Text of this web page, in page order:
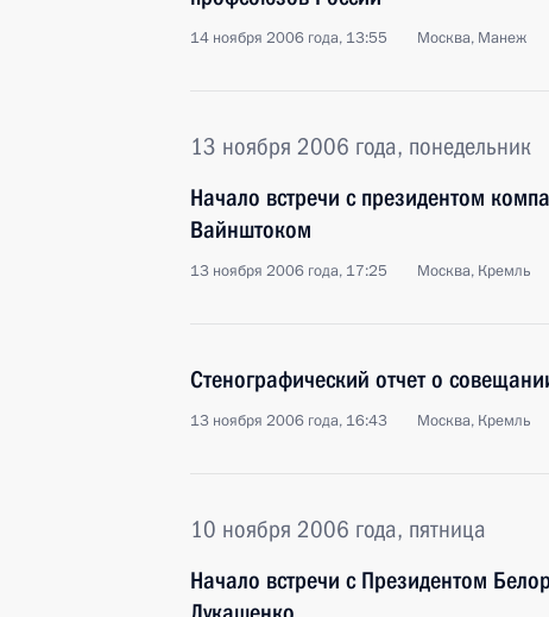
14 ноября 2006 года, 13:55 Москва, Манеж
13 ноября 2006 года, понедельник
Начало встречи с президентом
Вайнштоком
13 ноября 2006 года, 17:25 Москва, Кремль
Стенографический отчет о
13 ноября 2006 года, 16:43 Москва, Кремль
10 ноября 2006 года, пятница
Начало встречи с Президентом